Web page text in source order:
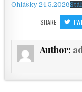
Ohlášky 24.5.2026
SHARE:
Author: